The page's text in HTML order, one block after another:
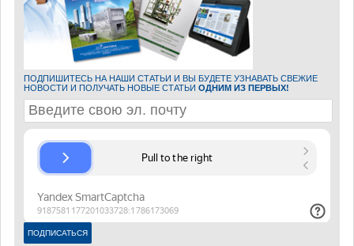
ПОДПИШИТЕСЬ НА НАШИ СТАТЬИ И ВЫ БУДЕТЕ УЗНАВАТЬ СВЕЖИЕ
НОВОСТИ И ПОЛУЧАТЬ НОВЫЕ СТАТЬИ ОДНИМ ИЗ ПЕРВЫХ!